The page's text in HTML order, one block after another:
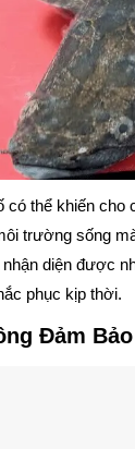
có thể khiến cho
trường sống
diện được
phục kịp thời.
Đảm Bảo